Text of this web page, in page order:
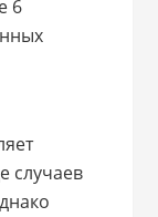
6
случаев